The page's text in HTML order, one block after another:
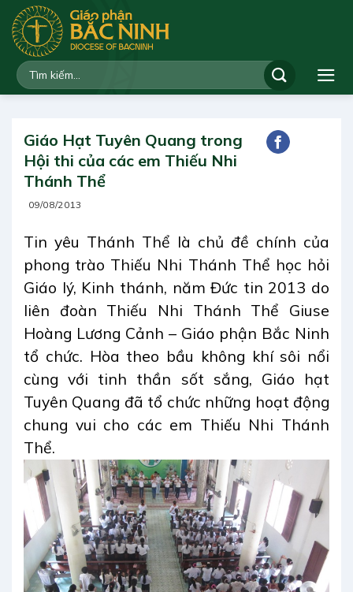
qua
dung
Giáo Hạt Tuyên Quang trong
Hội thi của các em Thiếu Nhi
Thánh Thể
09/08/2013
Tin yêu Thánh Thể là chủ đề chính của
phong trào Thiếu Nhi Thánh Thể học hỏi
Giáo lý, Kinh thánh, năm Đức tin 2013 do
liên đoàn Thiếu Nhi Thánh Thể Giuse
Hoàng Lương Cảnh – Giáo phận Bắc Ninh
tổ chức. Hòa theo bầu không khí sôi nổi
cùng với tinh thần sốt sắng, Giáo hạt
Tuyên Quang đã tổ chức những hoạt động
chung vui cho các em Thiếu Nhi Thánh
Thể.